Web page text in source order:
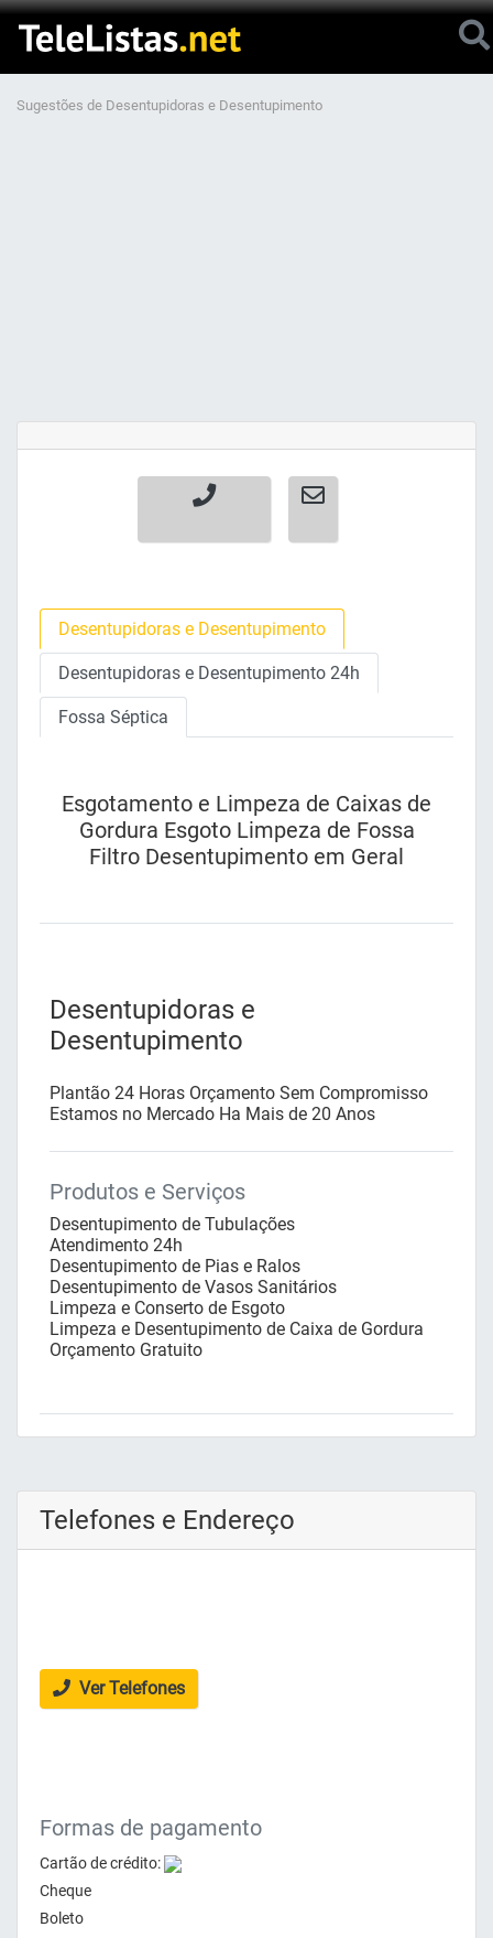
Sugestões de Desentupidoras e Desentupimento
Desentupidoras e Desentupimento
Desentupidoras e Desentupimento 24h
Fossa Séptica
Esgotamento e Limpeza de Caixas de
Gordura Esgoto Limpeza de Fossa
Filtro Desentupimento em Geral
Desentupidoras e
Desentupimento
Plantão 24 Horas Orçamento Sem Compromisso
Estamos no Mercado Ha Mais de 20 Anos
Produtos e Serviços
Desentupimento de Tubulações
Atendimento 24h
Desentupimento de Pias e Ralos
Desentupimento de Vasos Sanitários
Limpeza e Conserto de Esgoto
Limpeza e Desentupimento de Caixa de Gordura
Orçamento Gratuito
Telefones e Endereço
Ver Telefones
Formas de pagamento
Cartão de crédito:
Cheque
Boleto